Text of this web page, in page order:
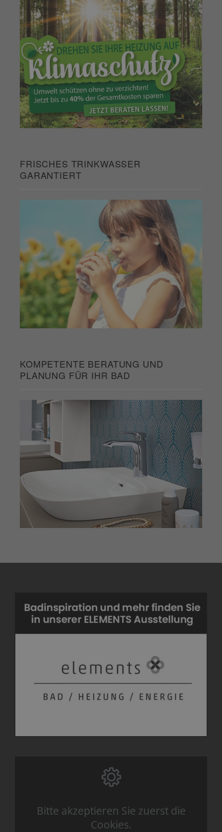
FRISCHES TRINKWASSER
GARANTIERT
KOMPETENTE BERATUNG UND
PLANUNG FÜR IHR BAD
Bitte akzeptieren Sie zuerst die
Cookies.